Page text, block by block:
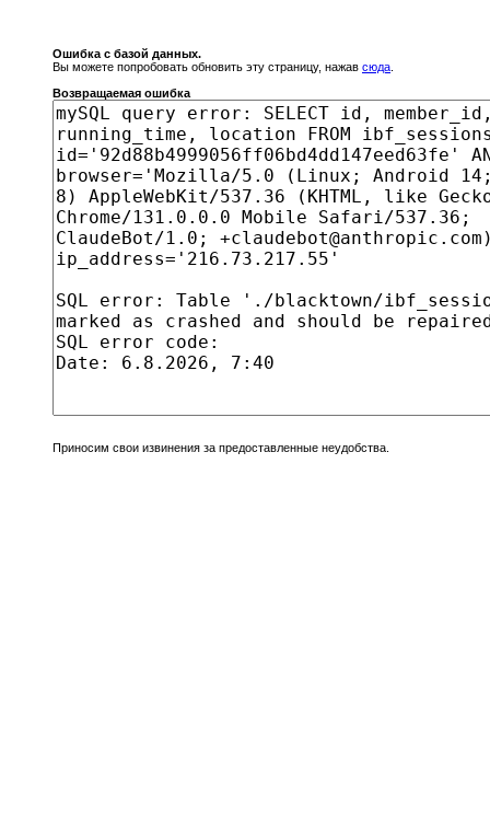
Ошибка с базой данных.
Вы можете попробовать обновить эту страницу, нажав сюда
Возвращаемая ошибка
Приносим свои извинения за предоставленные неудобства.